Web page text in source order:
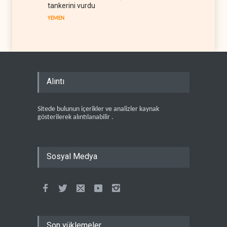
tankerini vurdu
YEMEN
Alıntı
Sitede bulunun içerikler ve analizler kaynak
gösterilerek alıntılanabilir .
Sosyal Medya